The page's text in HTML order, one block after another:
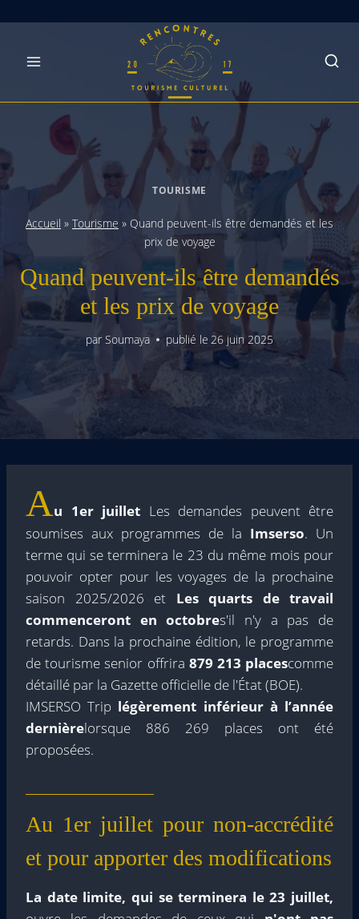
TOURISME
Accueil » Tourisme » Quand peuvent-ils être demandés et les
prix de voyage
Quand peuvent-ils être demandés
et les prix de voyage
par Soumaya publié le 26 juin 2025
Au 1er juillet Les demandes peuvent être
soumises aux programmes de la Imserso. Un
terme qui se terminera le 23 du même mois pour
pouvoir opter pour les voyages de la prochaine
saison 2025/2026 et Les quarts de travail
commenceront en octobres'il n'y a pas de
retards. Dans la prochaine édition, le programme
de tourisme senior offrira 879 213 placescomme
détaillé par la Gazette officielle de l'État (BOE).
IMSERSO Trip légèrement inférieur à l’année
dernièrelorsque 886 269 places ont été
proposées.
Au 1er juillet pour non-accrédité
et pour apporter des modifications
La date limite, qui se terminera le 23 juillet,